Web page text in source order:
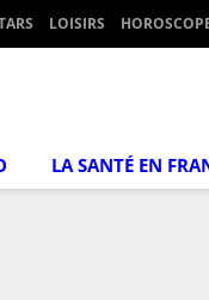
LOISIRS
LA SANTÉ EN